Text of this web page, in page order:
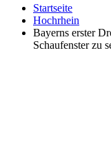
Startseite
Hochrhein
Bayerns erster
Schaufenster zu